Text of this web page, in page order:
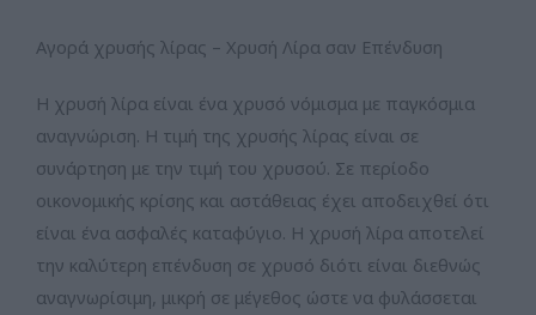
Αγορά χρυσής λίρας – Χρυσή Λίρα σαν Επένδυση
Η χρυσή λίρα είναι ένα χρυσό νόμισμα με παγκόσμια
αναγνώριση. Η τιμή της χρυσής λίρας είναι σε
συνάρτηση με την τιμή του χρυσού. Σε περίοδο
οικονομικής κρίσης και αστάθειας έχει αποδειχθεί ότι
είναι ένα ασφαλές καταφύγιο. Η χρυσή λίρα αποτελεί
την καλύτερη επένδυση σε χρυσό διότι είναι διεθνώς
αναγνωρίσιμη, μικρή σε μέγεθος ώστε να φυλάσσεται